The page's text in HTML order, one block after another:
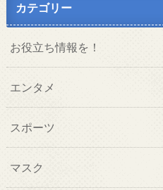
カテゴリー
お役立ち情報を！
エンタメ
スポーツ
マスク